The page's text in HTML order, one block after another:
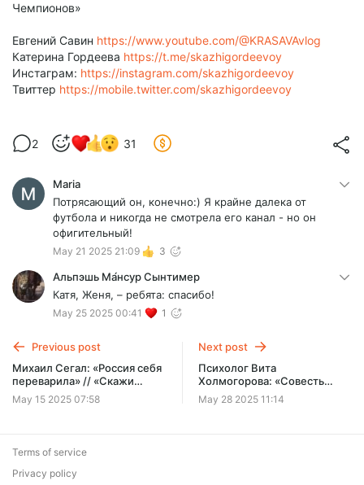
Чемпионов»
Евгений Савин https://www.youtube.com/@KRASAVAvlog
Катерина Гордеева https://t.me/skazhigordeevoy
Инстаграм: https://instagram.com/skazhigordeevoy
Твиттер https://mobile.twitter.com/skazhigordeevoy
2 31
Maria
Потрясающий он, конечно:) Я крайне далека от
футбола и никогда не смотрела его канал - но он
офигительный!
May 21 2025 21:09 3
Альпэшь Ма́нсур Сынтимер
Катя, Женя, – ребята: спасибо!
May 25 2025 00:41 1
Previous post
Михаил Сегал: «Россия себя
переварила» // «Скажи
Гордеевой»
May 15 2025 07:58
Next post
Психолог Вита
Холмогорова: «Cовесть
говорит только, когда её
спрашивают» // «Cкажи
May 28 2025 11:14
Terms of service
Privacy policy